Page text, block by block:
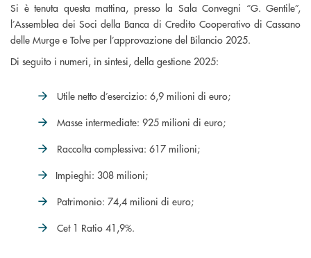
Si è tenuta questa mattina, presso la Sala Convegni “G. Gentile”,
l’Assemblea dei Soci della Banca di Credito Cooperativo di Cassano
delle Murge e Tolve per l’approvazione del Bilancio 2025.
Di seguito i numeri, in sintesi, della gestione 2025:
Utile netto d’esercizio: 6,9 milioni di euro;
Masse intermediate: 925 milioni di euro;
Raccolta complessiva: 617 milioni;
Impieghi: 308 milioni;
Patrimonio: 74,4 milioni di euro;
Cet 1 Ratio 41,9%.